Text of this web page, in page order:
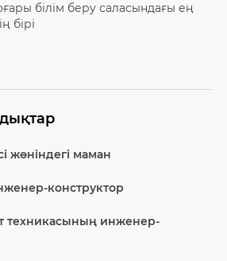
білім беру саласындағы ең
бірі
жөніндегі маман
конструктор
техникасының инженер-